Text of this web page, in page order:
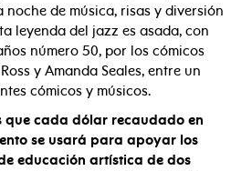
noche de música, risas y diversión
leyenda del jazz es asada, con
número 50, por los cómicos
y Amanda Seales, entre un
cómicos y músicos.
que cada dólar recaudado en
se usará para apoyar los
educación artística de dos